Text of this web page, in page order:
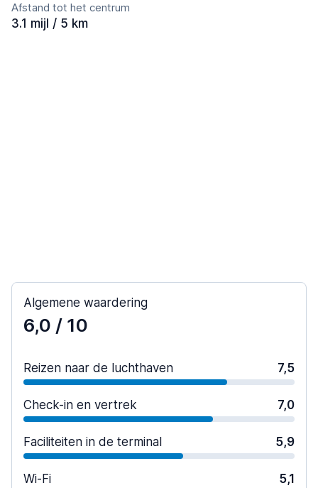
Afstand tot het centrum
3.1 mijl / 5 km
Algemene waardering
6,0 / 10
Reizen naar de luchthaven 7,5
Check-in en vertrek 7,0
Faciliteiten in de terminal 5,9
Wi-Fi 5,1